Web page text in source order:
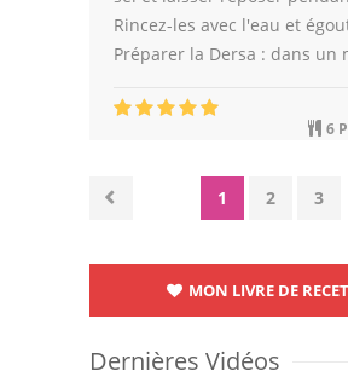
Rincez-les avec l'eau et
Préparer la Dersa : dans un
6
1 2 3
MON LIVRE DE
Dernières Vidéos